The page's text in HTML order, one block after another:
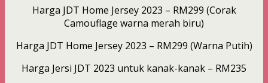
Harga JDT Home Jersey 2023 – RM299 (Corak
Camouflage warna merah biru)
Harga JDT Home Jersey 2023 – RM299 (Warna Putih)
Harga Jersi JDT 2023 untuk kanak-kanak – RM235